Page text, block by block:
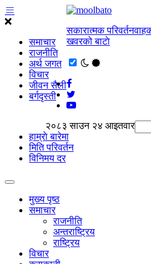
समाचार
राजनीति
अर्थ जगत
विचार
जीवन सैली
बर्गदृस्ती
सकारात्मक
खवरको बाटाे
२०८३ साउन २४ आइतवार
हाम्राे बारेमा
मिति परिवर्तन
विनिमय दर
मुख्य पृष्ठ
समाचार
राजनीति
अन्तराष्ट्रिय
राष्ट्रिय
विचार